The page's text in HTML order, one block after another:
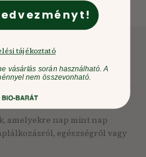
természetes és kiváló
amelyekre nap mint nap
egészségről vagy
tájékoztató
vásárlás során használható. A
nem összevonható.